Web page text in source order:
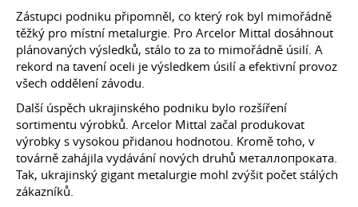
Zástupci podniku připomněl, co který rok byl mimořádně
těžký pro místní metalurgie. Pro Arcelor Mittal dosáhnout
plánovaných výsledků, stálo to za to mimořádně úsilí. A
rekord na tavení oceli je výsledkem úsilí a efektivní provoz
všech oddělení závodu.
Další úspěch ukrajinského podniku bylo rozšíření
sortimentu výrobků. Arcelor Mittal začal produkovat
výrobky s vysokou přidanou hodnotou. Kromě toho, v
továrně zahájila vydávání nových druhů металлопроката.
Tak, ukrajinský gigant metalurgie mohl zvýšit počet stálých
zákazníků.